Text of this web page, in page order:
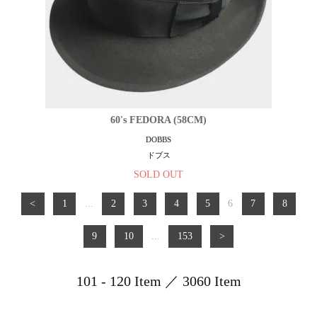
60's FEDORA (58CM)
DOBBS
ドブス
SOLD OUT
< 1 ... 2 3 4 5 6 7 8
9 10 ... 153 >
101 - 120 Item ／ 3060 Item